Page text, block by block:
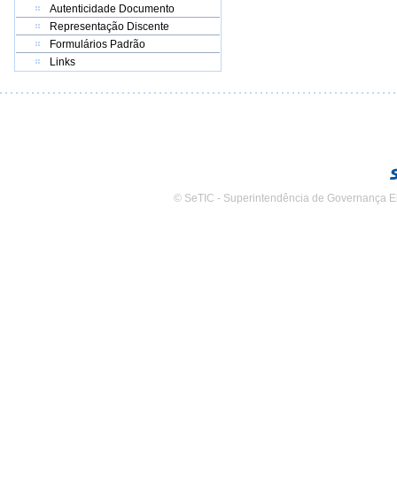
Autenticidade Documento
Representação Discente
Formulários Padrão
Links
© SeTIC - Superintendência de Governança